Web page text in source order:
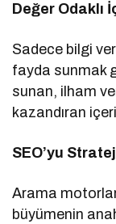
Değer Odaklı
Sadece bilgi
fayda sunmak
sunan, ilham
kazandıran
SEO’yu
Arama
büyümenin